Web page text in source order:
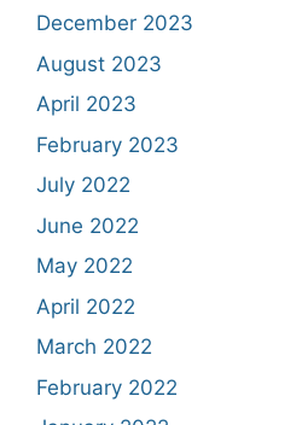
December 2023
August 2023
April 2023
February 2023
July 2022
June 2022
May 2022
April 2022
March 2022
February 2022